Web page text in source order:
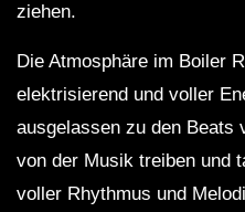
ziehen.
Die Atmosphäre im Boiler
elektrisierend und voller
ausgelassen zu den
von der Musik treiben und
voller Rhythmus und